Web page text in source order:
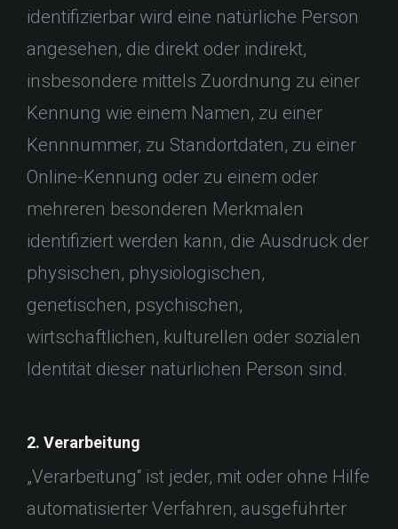
identifizierbar wird eine natürliche Person
angesehen, die direkt oder indirekt,
insbesondere mittels Zuordnung zu einer
Kennung wie einem Namen, zu einer
Kennnummer, zu Standortdaten, zu einer
Online-Kennung oder zu einem oder
mehreren besonderen Merkmalen
identifiziert werden kann, die Ausdruck der
physischen, physiologischen,
genetischen, psychischen,
wirtschaftlichen, kulturellen oder sozialen
Identität dieser natürlichen Person sind.
2. Verarbeitung
„Verarbeitung“ ist jeder, mit oder ohne Hilfe
automatisierter Verfahren, ausgeführter